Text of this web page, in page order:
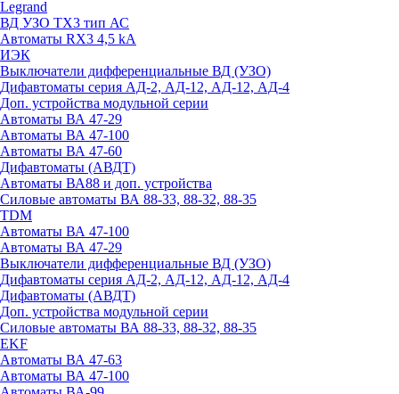
Legrand
ВД УЗО TX3 тип АС
Автоматы RX3 4,5 kA
ИЭК
Выключатели дифференциальные ВД (УЗО)
Дифавтоматы серия АД-2, АД-12, АД-12, АД-4
Доп. устройства модульной серии
Автоматы ВА 47-29
Автоматы ВА 47-100
Автоматы ВА 47-60
Дифавтоматы (АВДТ)
Автоматы ВА88 и доп. устройства
Силовые автоматы ВА 88-33, 88-32, 88-35
TDM
Автоматы ВА 47-100
Автоматы ВА 47-29
Выключатели дифференциальные ВД (УЗО)
Дифавтоматы серия АД-2, АД-12, АД-12, АД-4
Дифавтоматы (АВДТ)
Доп. устройства модульной серии
Силовые автоматы ВА 88-33, 88-32, 88-35
EKF
Автоматы ВА 47-63
Автоматы ВА 47-100